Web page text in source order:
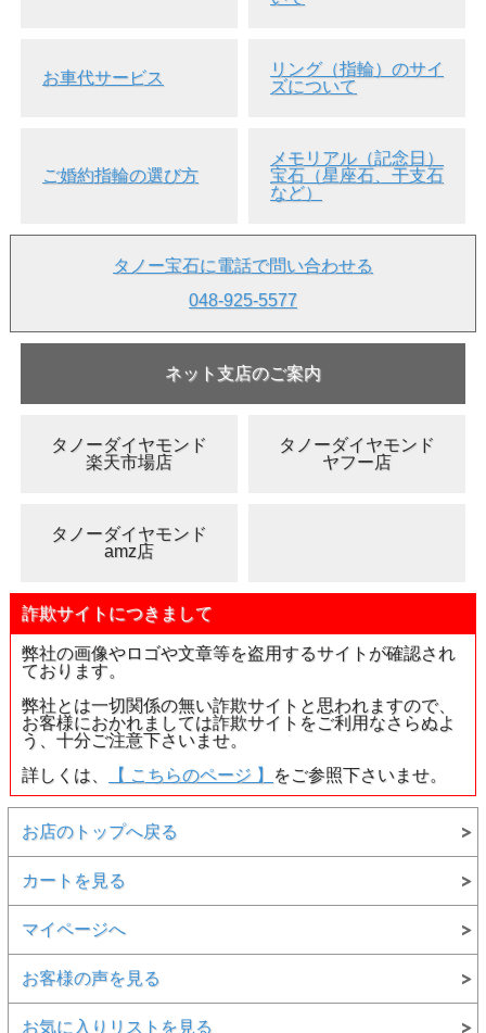
お車代サービス
リング（指輪）のサイ
ズについて
ご婚約指輪の選び方
メモリアル（記念日）
宝石（星座石、干支石
など）
タノー宝石に電話で問い合わせる
048-925-5577
ネット支店のご案内
タノーダイヤモンド
楽天市場店
タノーダイヤモンド
ヤフー店
タノーダイヤモンド
amz店
詐欺サイトにつきまして
弊社の画像やロゴや文章等を盗用するサイトが確認され
ております。
弊社とは一切関係の無い詐欺サイトと思われますので、
お客様におかれましては詐欺サイトをご利用なさらぬよ
う、十分ご注意下さいませ。
詳しくは、
【 こちらのページ 】 をご参照下さいませ。
お店のトップへ戻る
カートを見る
マイページへ
お客様の声を見る
お気に入りリストを見る